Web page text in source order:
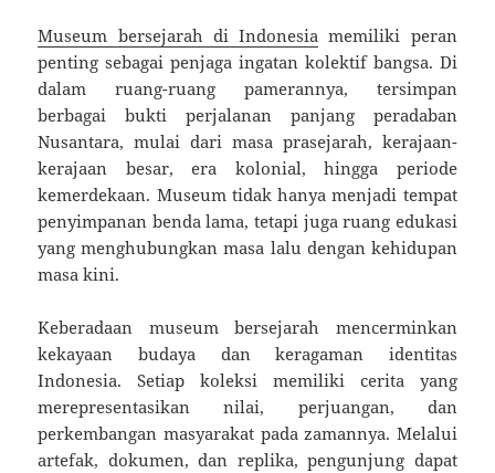
Museum bersejarah di Indonesia memiliki peran
penting sebagai penjaga ingatan kolektif bangsa. Di
dalam ruang-ruang pamerannya, tersimpan
berbagai bukti perjalanan panjang peradaban
Nusantara, mulai dari masa prasejarah, kerajaan-
kerajaan besar, era kolonial, hingga periode
kemerdekaan. Museum tidak hanya menjadi tempat
penyimpanan benda lama, tetapi juga ruang edukasi
yang menghubungkan masa lalu dengan kehidupan
masa kini.
Keberadaan museum bersejarah mencerminkan
kekayaan budaya dan keragaman identitas
Indonesia. Setiap koleksi memiliki cerita yang
merepresentasikan nilai, perjuangan, dan
perkembangan masyarakat pada zamannya. Melalui
artefak, dokumen, dan replika, pengunjung dapat